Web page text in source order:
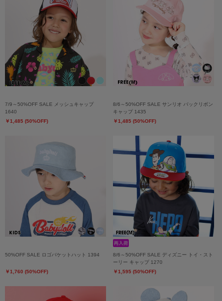
7/9～50%OFF SALE メッシュキャップ
1640
￥1,485 (50%OFF)
8/6～50%OFF SALE サンリオ バックリボン
キャップ 1435
￥1,485 (50%OFF)
50%OFF SALE ロゴバケットハット 1394
￥1,760 (50%OFF)
8/6～50%OFF SALE ディズニー トイ・スト
ーリー キャップ 1270
￥1,595 (50%OFF)